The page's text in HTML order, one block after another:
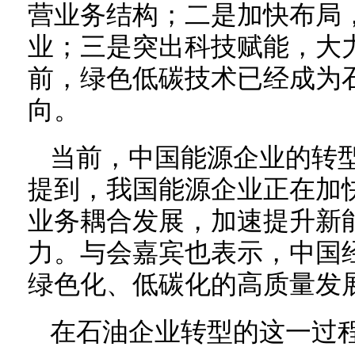
营业务结构；二是加快布局
业；三是突出科技赋能，大
前，绿色低碳技术已经成为
向。
当前，中国能源企业的转
提到，我国能源企业正在加
业务耦合发展，加速提升新
力。与会嘉宾也表示，中国
绿色化、低碳化的高质量发
在石油企业转型的这一过